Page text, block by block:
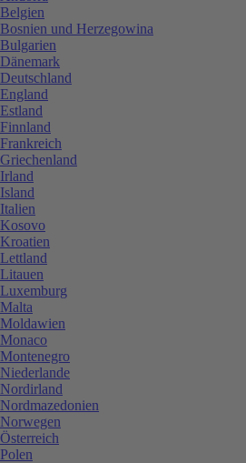
Belgien
Bosnien und Herzegowina
Bulgarien
Dänemark
Deutschland
England
Estland
Finnland
Frankreich
Griechenland
Irland
Island
Italien
Kosovo
Kroatien
Lettland
Litauen
Luxemburg
Malta
Moldawien
Monaco
Montenegro
Niederlande
Nordirland
Nordmazedonien
Norwegen
Österreich
Polen